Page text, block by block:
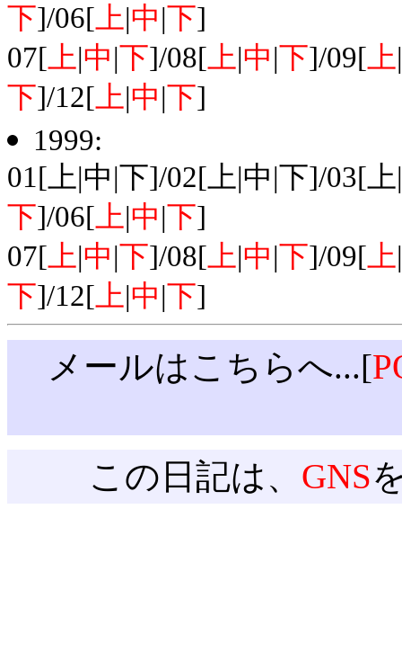
下]/06[上|中|下]
07[上|中|下]/08[上|中|下]/09[上|
下]/12[上|中|下]
1999:
01[上|中|下]/02[上|中|下]/03[
下]/06[上|中|下]
07[上|中|下]/08[上|中|下]/09[上|
下]/12[上|中|下]
メールはこちらへ...[
この日記は、 GNS